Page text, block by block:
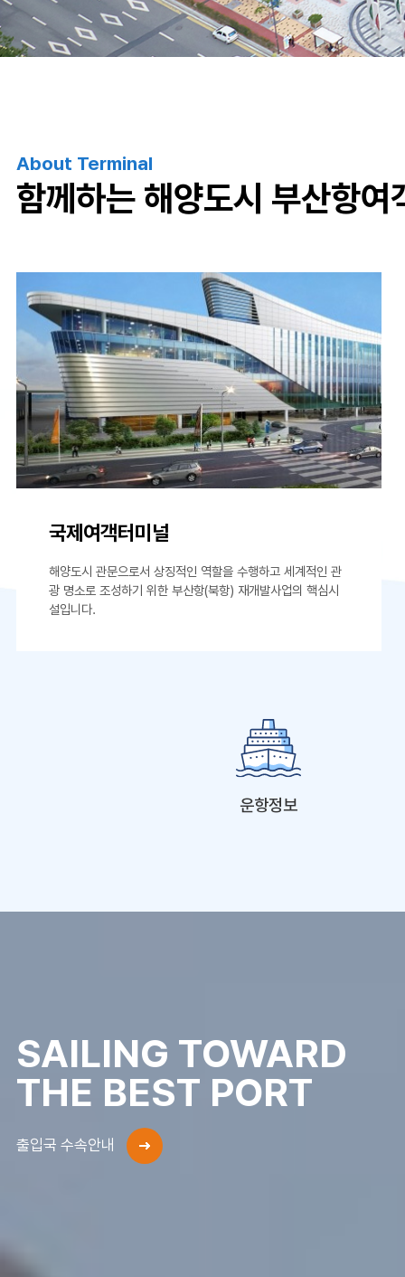
About Terminal
함께하는 해양도시 부산항여
국제여객터미널
해양도시 관문으로서 상징적인 역할을 수행하고 세계적인 관
광 명소로 조성하기 위한 부산항(북항) 재개발사업의 핵심시
설입니다.
운항정보
SAILING TOWARD
THE BEST PORT
출입국 수속안내